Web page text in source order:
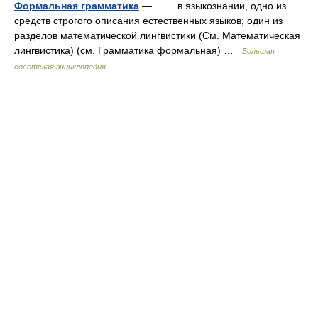
Формальная грамматика — в языкознании, одно из
средств строгого описания естественных языков; один из
разделов математической лингвистики (См. Математическая
лингвистика) (см. Грамматика формальная) …
Большая
советская энциклопедия